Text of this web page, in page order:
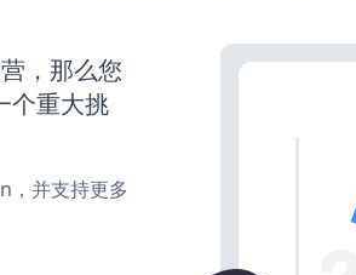
，那么您
个重大挑
并支持更多